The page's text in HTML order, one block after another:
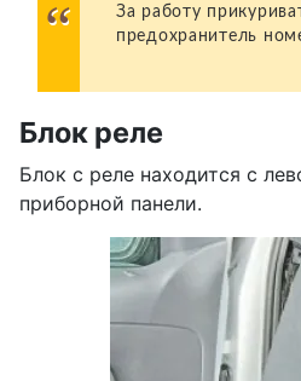
За работу
предохранитель
Блок реле
Блок с реле находится с
приборной панели.